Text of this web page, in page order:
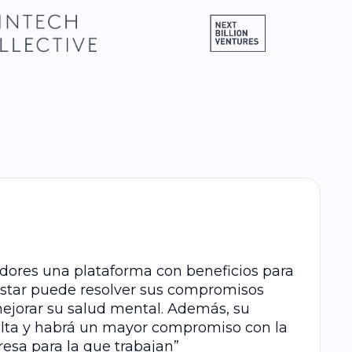
una plataforma con beneficios para
puede resolver sus compromisos
su salud mental. Además, su
y habrá un mayor compromiso con la
para la que trabajan”